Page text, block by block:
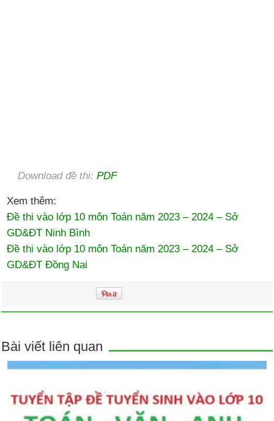
Download đề thi:PDF
Xem thêm:
Đề thi vào lớp 10 môn Toán năm 2023 – 2024 – Sở
GD&ĐT Ninh Bình
Đề thi vào lớp 10 môn Toán năm 2023 – 2024 – Sở
GD&ĐT Đồng Nai
Bài viết liên quan